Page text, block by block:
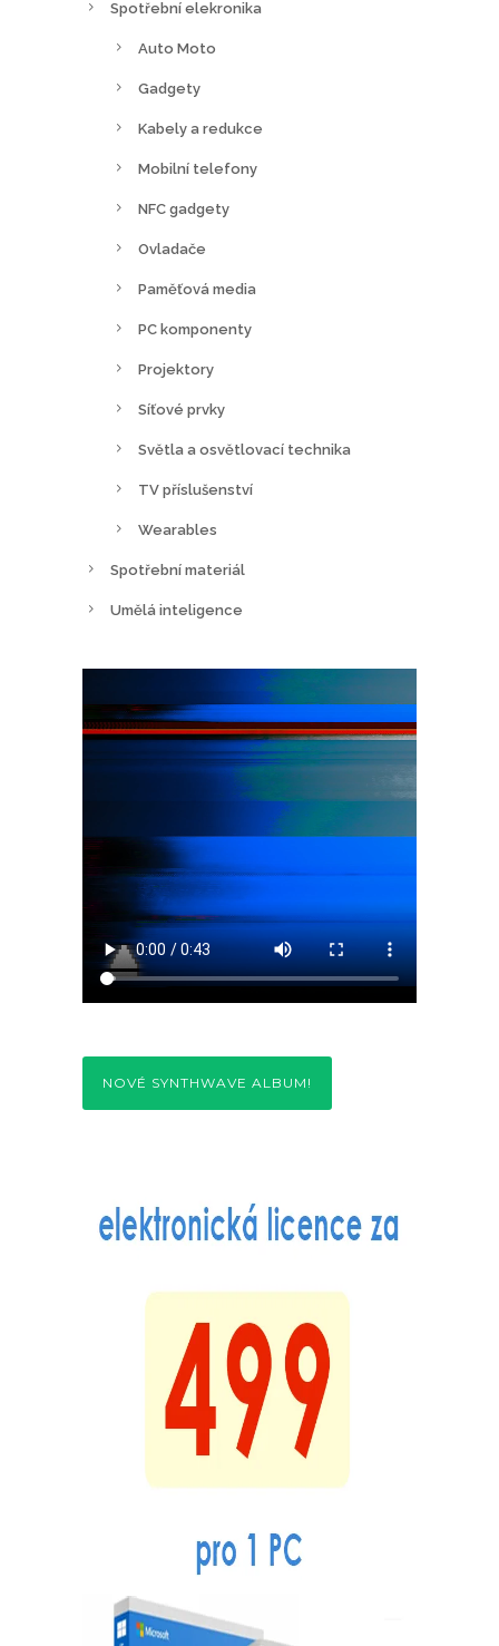
Spotřební elekronika
Auto Moto
Gadgety
Kabely a redukce
Mobilní telefony
NFC gadgety
Ovladače
Paměťová media
PC komponenty
Projektory
Síťové prvky
Světla a osvětlovací technika
TV příslušenství
Wearables
Spotřební materiál
Umělá inteligence
NOVÉ SYNTHWAVE ALBUM!